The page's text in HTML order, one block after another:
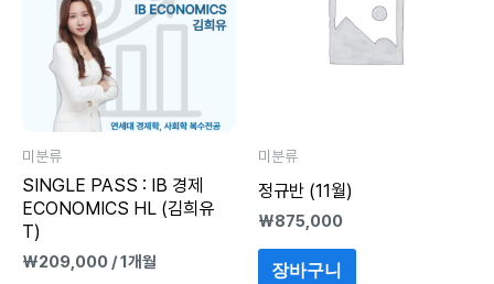
미분류
SINGLE PASS : IB 경제
ECONOMICS HL (김희유
T)
₩209,000/ 1개월
미분류
정규반 (11월)
₩875,000
장바구니